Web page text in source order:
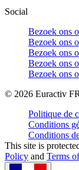
Social
Bezoek ons
Bezoek ons
Bezoek ons
Bezoek ons
Bezoek ons
© 2026 Euractiv
Politique de
Conditions
Conditions
This site is
Policy and Terms